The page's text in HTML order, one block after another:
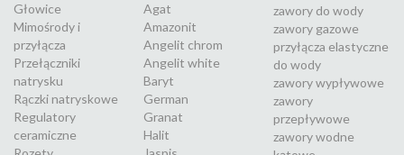
Głowice
Mimośrody i
przyłącza
Przełączniki
natrysku
Rączki natryskowe
Regulatory
ceramiczne
Agat
Amazonit
Angelit chrom
Angelit white
Baryt
German
Granat
Halit
zawory do wody
zawory gazowe
przyłącza elastyczne
do wody
zawory wypływowe
zawory
przepływowe
zawory wodne